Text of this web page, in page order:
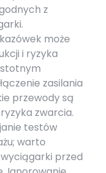
z
może
i ryzyka
zasilania
przewody są
zwarcia.
testów
warto
przed